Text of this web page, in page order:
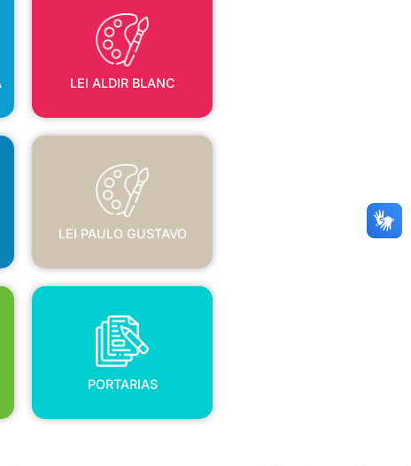
LEI ALDIR BLANC
LEI ALDIR BLANC
LEI PAULO GUSTAVO
LEI PAULO GUSTAVO
PORTARIAS
PORTARIAS